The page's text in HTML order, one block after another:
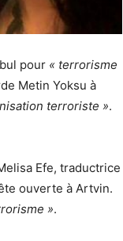
pour « terrorisme
Metin Yoksu à
terroriste ».
Efe, traductrice
ouverte à Artvin.
».